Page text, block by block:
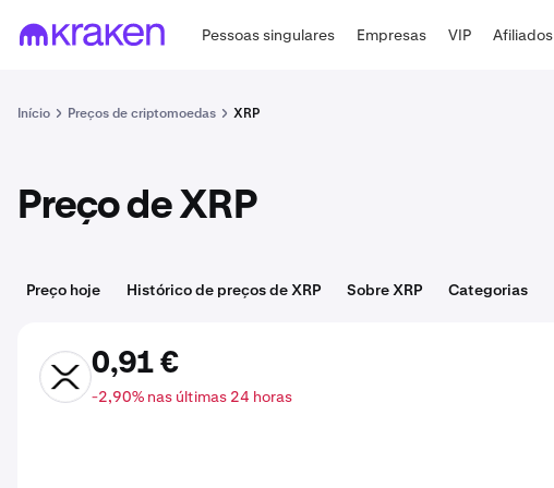
Pessoas singulares Empresas VIP Afiliados
Início Preços de criptomoedas XRP
Preço de XRP
Preço hoje Histórico de preços de XRP Sobre XRP Categorias
XRP 0,91 €
-2,90% nas últimas 24 horas